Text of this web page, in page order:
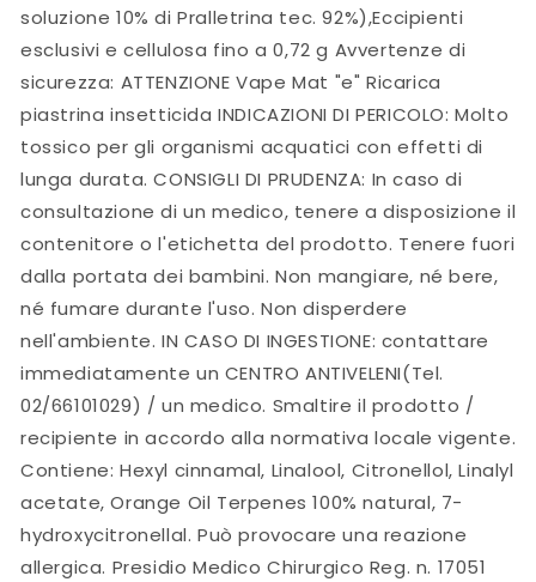
soluzione 10% di Pralletrina tec. 92%),Eccipienti
esclusivi e cellulosa fino a 0,72 g Avvertenze di
sicurezza: ATTENZIONE Vape Mat "e" Ricarica
piastrina insetticida INDICAZIONI DI PERICOLO: Molto
tossico per gli organismi acquatici con effetti di
lunga durata. CONSIGLI DI PRUDENZA: In caso di
consultazione di un medico, tenere a disposizione il
contenitore o l'etichetta del prodotto. Tenere fuori
dalla portata dei bambini. Non mangiare, né bere,
né fumare durante l'uso. Non disperdere
nell'ambiente. IN CASO DI INGESTIONE: contattare
immediatamente un CENTRO ANTIVELENI(Tel.
02/66101029) / un medico. Smaltire il prodotto /
recipiente in accordo alla normativa locale vigente.
Contiene: Hexyl cinnamal, Linalool, Citronellol, Linalyl
acetate, Orange Oil Terpenes 100% natural, 7-
hydroxycitronellal. Può provocare una reazione
allergica. Presidio Medico Chirurgico Reg. n. 17051